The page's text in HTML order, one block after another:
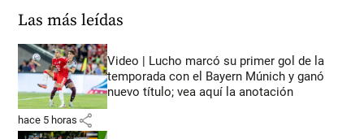
Las más leídas
Video | Lucho marcó su primer gol de la
temporada con el Bayern Múnich y ganó
nuevo título; vea aquí la anotación
hace 5 horas share